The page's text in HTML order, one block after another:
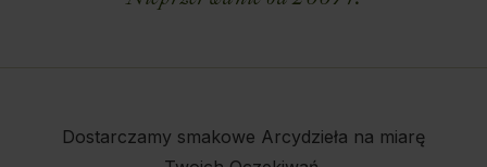
Dostarczamy smakowe Arcydzieła na miarę